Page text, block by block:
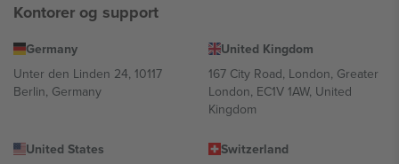
Kontorer og support
Germany
Unter den Linden 24, 10117
Berlin, Germany
United Kingdom
167 City Road, London, Greater
London, EC1V 1AW, United
Kingdom
United States
Switzerland